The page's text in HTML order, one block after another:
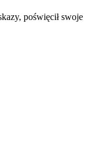
poświęcił swoje